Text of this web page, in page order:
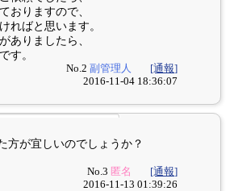
おりますので、
ればと思います。
ありましたら、
す。
No.2副管理人
[通報]
2016-11-04 18:36:07
方が宜しいのでしょうか？
No.3 匿名
[通報]
2016-11-13 01:39:26